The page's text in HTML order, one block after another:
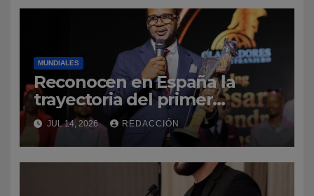
MUNDIALES
Reconocen en España la
trayectoria del primer
profesor dominicano de
ingeniería civil en Cantabria
JUL 14, 2026 REDACCIÓN